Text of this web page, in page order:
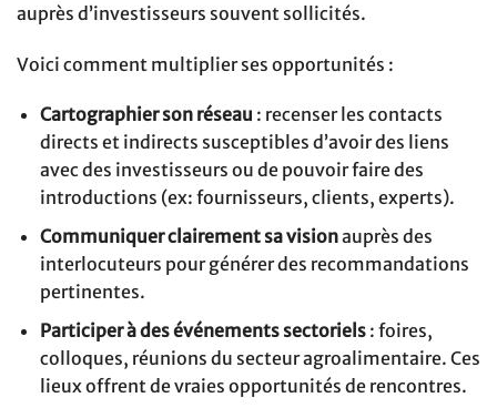
auprès d’investisseurs souvent sollicités.
Voici comment multiplier ses opportunités :
Cartographier son réseau : recenser les contacts
directs et indirects susceptibles d’avoir des liens
avec des investisseurs ou de pouvoir faire des
introductions (ex: fournisseurs, clients, experts).
Communiquer clairement sa visionauprès des
interlocuteurs pour générer des recommandations
pertinentes.
Participer à des événements sectoriels: foires,
colloques, réunions du secteur agroalimentaire. Ces
lieux offrent de vraies opportunités de rencontres.